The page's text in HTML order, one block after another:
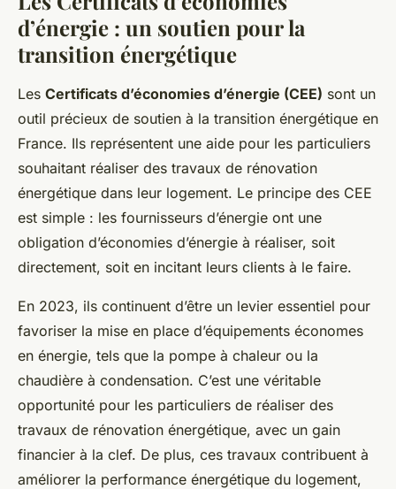
d’énergie : un soutien pour la
transition énergétique
Les Certificats d’économies d’énergie (CEE) sont un
outil précieux de soutien à la transition énergétique en
France. Ils représentent une aide pour les particuliers
souhaitant réaliser des travaux de rénovation
énergétique dans leur logement. Le principe des CEE
est simple : les fournisseurs d’énergie ont une
obligation d’économies d’énergie à réaliser, soit
directement, soit en incitant leurs clients à le faire.
En 2023, ils continuent d’être un levier essentiel pour
favoriser la mise en place d’équipements économes
en énergie, tels que la pompe à chaleur ou la
chaudière à condensation. C’est une véritable
opportunité pour les particuliers de réaliser des
travaux de rénovation énergétique, avec un gain
financier à la clef. De plus, ces travaux contribuent à
améliorer la performance énergétique du logement,